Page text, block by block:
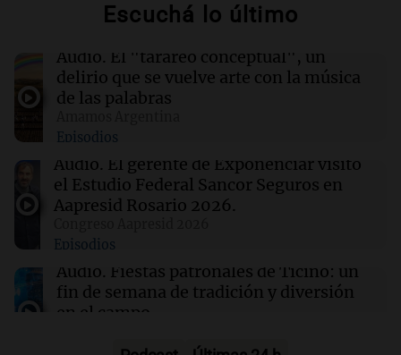
Descuentos de hasta $400 en entradas para
TechCrunch Disrupt 2026 hasta el viernes
Madres pidieron por la Ley Joaquín en
Rosario: "Nos arrancaron lo más sagrado"
21:54 Mundo
tras 15 meses de prisión sin juicio
Escuchá lo último
Audio. El "tarareo conceptual", un
delirio que se vuelve arte con la música
de las palabras
Episodios
Audio. El gerente de Exponenciar visitó
el Estudio Federal Sancor Seguros en
Aapresid Rosario 2026.
Episodios
Audio. Fiestas patronales de Ticino: un
fin de semana de tradición y diversión
en el campo